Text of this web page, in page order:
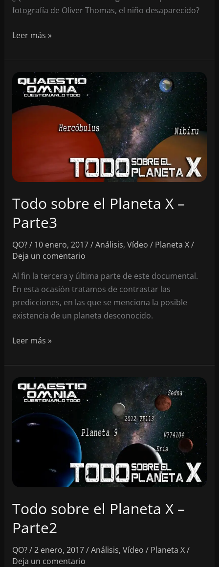
fotografía de Oliver Thomas, el niño desaparecido?
Este
es
Thomas,
niño
desaparecido
Leer más »
Todo sobre el Planeta X –
Parte3
QO?/ 10 enero, 2017/Análisis, Vídeo / Planeta X/
Deja un comentario
Al fin la tercera y última parte de este documental.
En esta ocasión tratamos de contrastar las
predicciones, en las que se menciona la posible
existencia de un planeta desconocido.
Todo
el
Planeta
Parte3
Leer más »
Todo sobre el Planeta X –
Parte2
QO?/2 enero, 2017/Análisis, Vídeo / Planeta X/
Deja un comentario